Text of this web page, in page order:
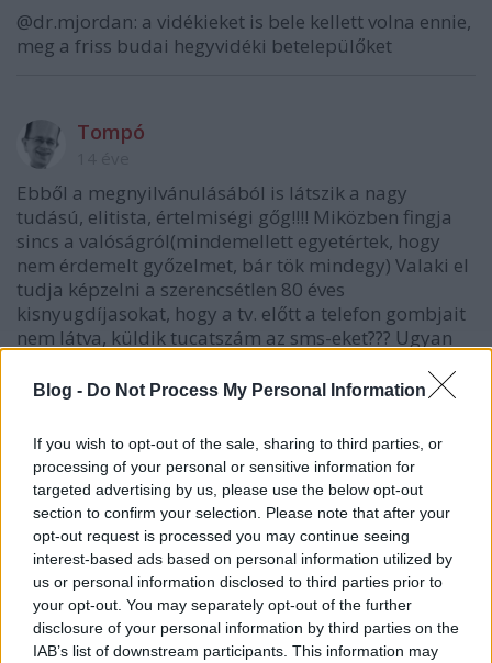
Blog - Do Not Process My Personal Information
If you wish to opt-out of the sale, sharing to third parties, or
processing of your personal or sensitive information for
targeted advertising by us, please use the below opt-out
section to confirm your selection. Please note that after your
opt-out request is processed you may continue seeing
interest-based ads based on personal information utilized by
us or personal information disclosed to third parties prior to
your opt-out. You may separately opt-out of the further
disclosure of your personal information by third parties on the
IAB’s list of downstream participants. This information may
@dr.mjordan: a vidékieket is bele kellett volna ennie,
meg a friss budai hegyvidéki betelepülőket
Tompó
Ebből a megnyilvánulásából is látszik a nagy
tudású, elitista, értelmiségi gőg!!!! Miközben fingja
sincs a valóságról(mindemellett egyetértek, hogy
nem érdemelt győzelmet, bár tök mindegy) Valaki el
tudja képzelni a szerencsétlen 80 éves
kisnyugdíjasokat, hogy a tv. előtt a telefon gombjait
nem látva, küldik tucatszám az sms-eket??? Ugyan
papulimapuli
14 éve
puzsesz stílusa olyan amilyen (akár a kormányé),
csakhogy neki (velük ellentétben) igaza is van...
meszi
14 éve